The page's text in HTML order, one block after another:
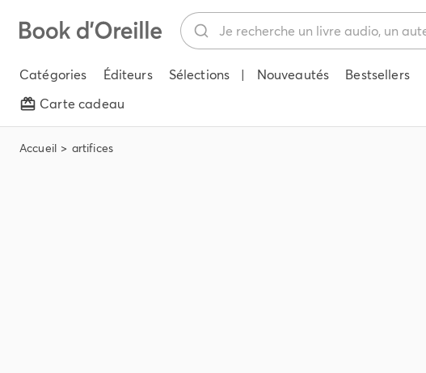
Catégories Éditeurs Sélections | Nouveautés Bestsellers
Carte cadeau
Accueil artifices